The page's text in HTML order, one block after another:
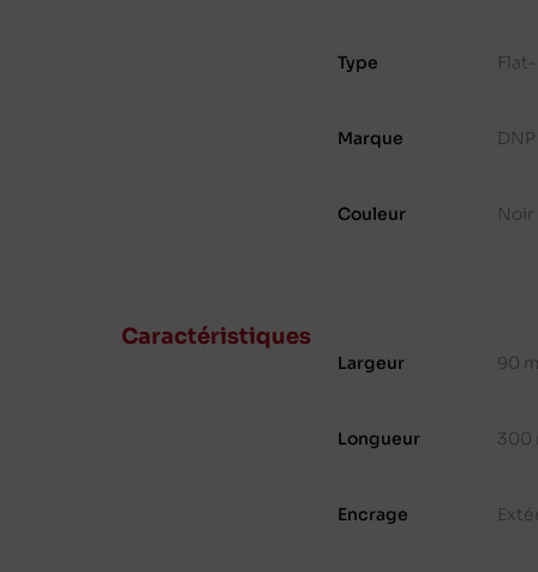
Type
Marque DNP
Couleur Noir
Caractéristiques
Largeur 90
Longueur 300
Encrage